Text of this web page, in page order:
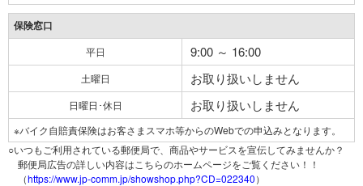
保険窓口
平日 9:00 ～ 16:00
土曜日 お取り扱いしません
日曜日･休日 お取り扱いしません
※バイク自賠責保険はお客さまスマホ等からのWebでの申込みとなります。
○いつもご利用されている郵便局で、商品やサービスを宣伝してみませんか？
郵便局広告の詳しい内容はこちらのホームページをご覧ください！！
（https://www.jp-comm.jp/showshop.php?CD=022340）